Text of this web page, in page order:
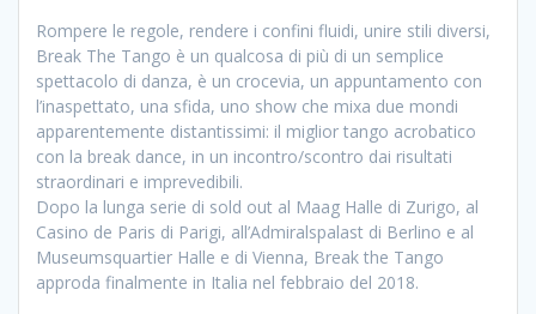
Rompere le regole, rendere i confini fluidi, unire stili diversi,
Break The Tango è un qualcosa di più di un semplice
spettacolo di danza, è un crocevia, un appuntamento con
l’inaspettato, una sfida, uno show che mixa due mondi
apparentemente distantissimi: il miglior tango acrobatico
con la break dance, in un incontro/scontro dai risultati
straordinari e imprevedibili.
Dopo la lunga serie di sold out al Maag Halle di Zurigo, al
Casino de Paris di Parigi, all’Admiralspalast di Berlino e al
Museumsquartier Halle e di Vienna, Break the Tango
approda finalmente in Italia nel febbraio del 2018.